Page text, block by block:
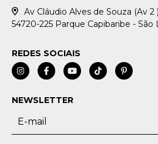
Av Cláudio Alves de Souza (Av 2
54720-225 Parque Capibaribe -
REDES SOCIAIS
NEWSLETTER